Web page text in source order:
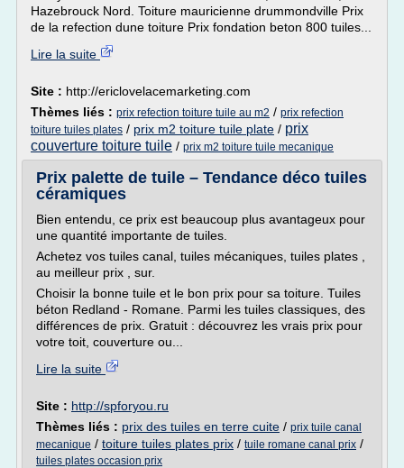
Hazebrouck Nord. Toiture mauricienne drummondville Prix
de la refection dune toiture Prix fondation beton 800 tuiles...
Lire la suite
Site : http://ericlovelacemarketing.com
Thèmes liés : prix refection toiture tuile au m2 / prix refection
toiture tuiles plates / prix m2 toiture tuile plate / prix
couverture toiture tuile / prix m2 toiture tuile mecanique
Prix palette de tuile – Tendance déco tuiles
céramiques
Bien entendu, ce prix est beaucoup plus avantageux pour
une quantité importante de tuiles.
Achetez vos tuiles canal, tuiles mécaniques, tuiles plates ,
au meilleur prix , sur.
Choisir la bonne tuile et le bon prix pour sa toiture. Tuiles
béton Redland - Romane. Parmi les tuiles classiques, des
différences de prix. Gratuit : découvrez les vrais prix pour
votre toit, couverture ou...
Lire la suite
Site : http://spforyou.ru
Thèmes liés : prix des tuiles en terre cuite / prix tuile canal
mecanique / toiture tuiles plates prix / tuile romane canal prix /
tuiles plates occasion prix